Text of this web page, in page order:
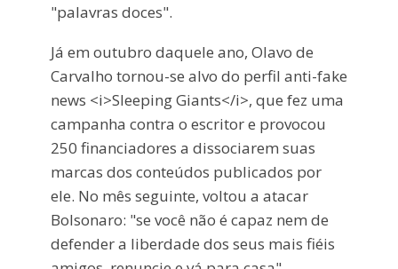
"palavras doces".
Já em outubro daquele ano, Olavo de
Carvalho tornou-se alvo do perfil anti-fake
news <i>Sleeping Giants</i>, que fez uma
campanha contra o escritor e provocou
250 financiadores a dissociarem suas
marcas dos conteúdos publicados por
ele. No mês seguinte, voltou a atacar
Bolsonaro: "se você não é capaz nem de
defender a liberdade dos seus mais fiéis